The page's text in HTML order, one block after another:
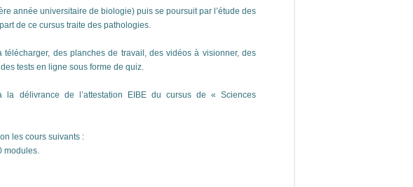
année universitaire de biologie) puis se poursuit par l’étude des
de ce cursus traite des pathologies.
des planches de travail, des vidéos à visionner, des
tests en ligne sous forme de quiz.
la délivrance de l’attestation EIBE du cursus de « Sciences
les cours suivants :
modules.